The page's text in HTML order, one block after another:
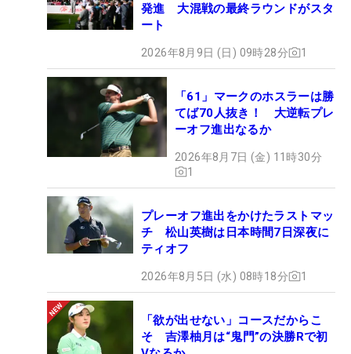
発進 大混戦の最終ラウンドがスタ
ート
2026年8月9日 (日) 09時28分 1
「61」マークのホスラーは勝
てば70人抜き！ 大逆転プレ
ーオフ進出なるか
2026年8月7日 (金) 11時30分
1
プレーオフ進出をかけたラストマッ
チ 松山英樹は日本時間7日深夜に
ティオフ
2026年8月5日 (水) 08時18分 1
「欲が出せない」コースだからこ
そ 吉澤柚月は“鬼門”の決勝Rで初